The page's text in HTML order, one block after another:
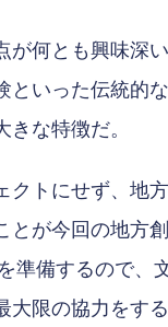
何とも興味深
いった伝統的
な特徴だ。
トにせず、地
が今回の地方
準備するので
限の協力をす